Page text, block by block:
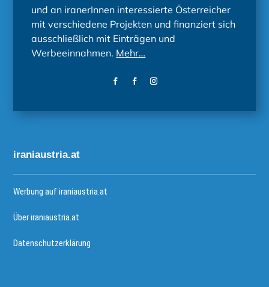
und an iranerInnen interessierte Österreicher
mit verschiedene Projekten und finanziert sich
ausschließlich mit Einträgen und
Werbeeinnahmen. Mehr…
iraniaustria.at
Werbung auf iraniaustria.at
Über iraniaustria.at
Datenschutzerklärung